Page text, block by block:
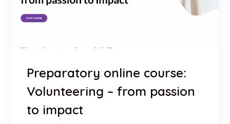
Preparatory online course:
Volunteering – from passion
to impact